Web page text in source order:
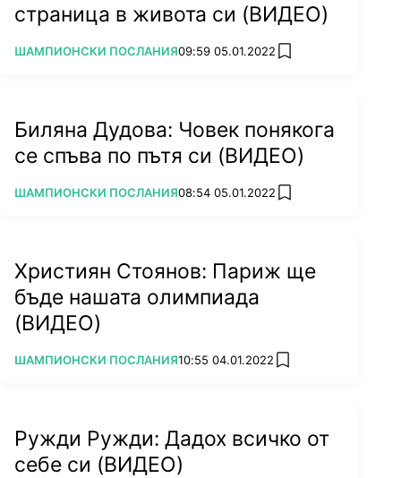
страница в живота си (ВИДЕО)
ПОВЕЧЕ ОТ
ШАМПИОНСКИ ПОСЛАНИЯ09:59 05.01.2022 add favorites
Биляна Дудова: Човек понякога
се спъва по пътя си (ВИДЕО)
ПОВЕЧЕ ОТ
ШАМПИОНСКИ ПОСЛАНИЯ08:54 05.01.2022 add favorites
Християн Стоянов: Париж ще
бъде нашата олимпиада
(ВИДЕО)
ПОВЕЧЕ ОТ
ШАМПИОНСКИ ПОСЛАНИЯ10:55 04.01.2022 add favorites
Ружди Ружди: Дадох всичко от
себе си (ВИДЕО)